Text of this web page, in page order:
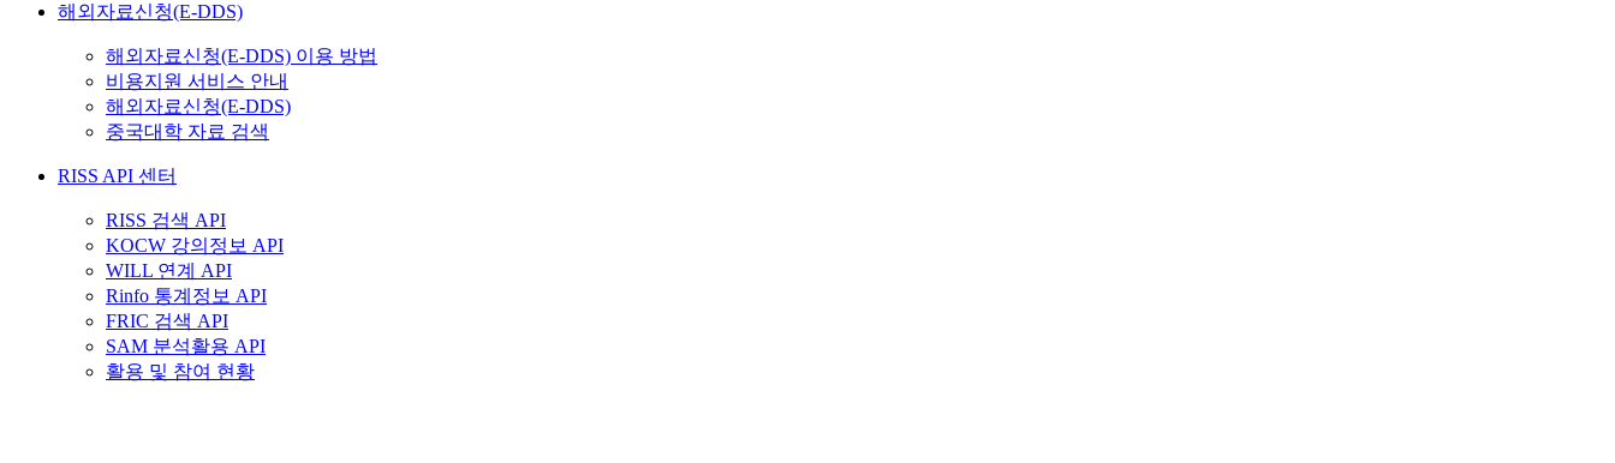
해외자료신청(E-DDS)
해외자료신청(E-DDS) 이용 방법
비용지원 서비스 안내
해외자료신청(E-DDS)
중국대학 자료 검색
RISS API 센터
RISS 검색 API
KOCW 강의정보 API
WILL 연계 API
Rinfo 통계정보 API
FRIC 검색 API
SAM 분석활용 API
활용 및 참여 현황